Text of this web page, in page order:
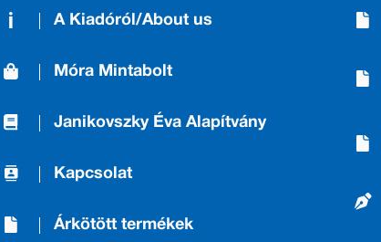
A Kiadóról/About us
Móra Mintabolt
Janikovszky Éva Alapítvány
Kapcsolat
Árkötött termékek